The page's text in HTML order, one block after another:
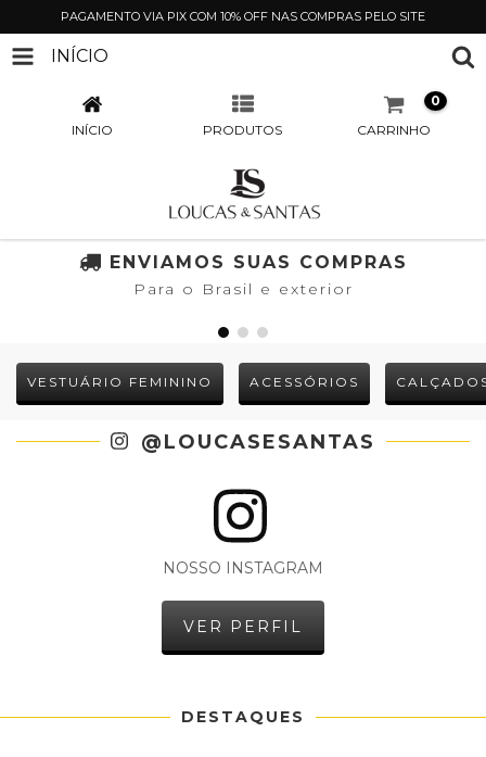
PAGAMENTO VIA PIX COM 10% OFF NAS COMPRAS PELO SITE
INÍCIO
INÍCIO PRODUTOS CARRINHO
0
ENVIAMOS SUAS COMPRAS
Para o Brasil e exterior
VESTUÁRIO FEMININO ACESSÓRIOS
@LOUCASESANTAS
NOSSO INSTAGRAM
VER PERFIL
DESTAQUES